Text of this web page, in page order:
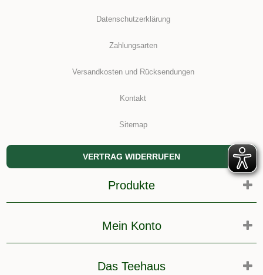
Datenschutzerklärung
Zahlungsarten
Versandkosten und Rücksendungen
Kontakt
Sitemap
VERTRAG WIDERRUFEN
Produkte
Mein Konto
Das Teehaus